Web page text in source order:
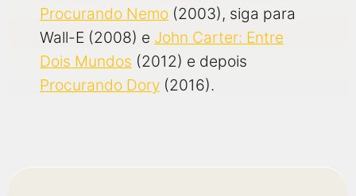
Procurando Nemo (2003), siga para
Wall-E (2008) e John Carter: Entre
Dois Mundos (2012) e depois
Procurando Dory (2016).